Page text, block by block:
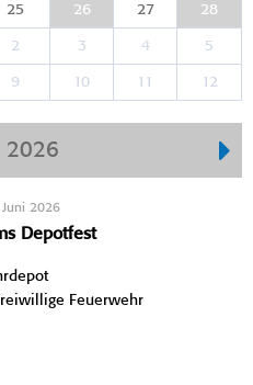
25 26 27 28
2 3 4 5
9 10 11 12
2026
2026
Depotfest
Feuerwehr